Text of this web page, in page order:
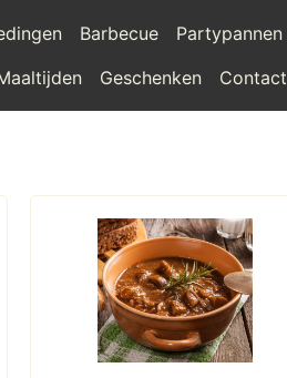
Barbecue Partypannen
Geschenken Contact